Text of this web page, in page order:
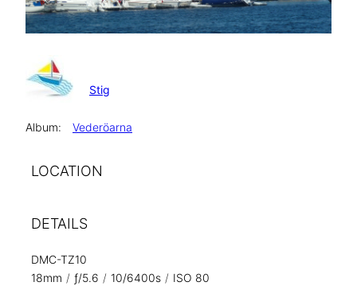
Stig
Album: Vederöarna
LOCATION
DETAILS
DMC-TZ10
18mm / ƒ/5.6 / 10/6400s / ISO 80